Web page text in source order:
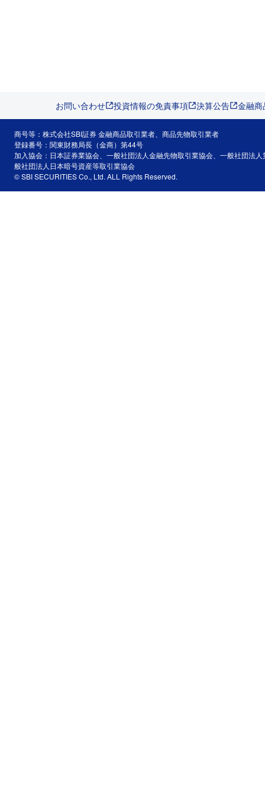
お問い合わせ 投資情報の免責事項 決算公告 金融
商号等：株式会社SBI証券 金融商品取引業者、商品先物取引業者
登録番号：関東財務局長（金商）第44号
加入協会：日本証券業協会、一般社団法人金融先物取引業協会、一般社団法
般社団法人日本暗号資産等取引業協会
© SBI SECURITIES Co., Ltd. ALL Rights Reserved.